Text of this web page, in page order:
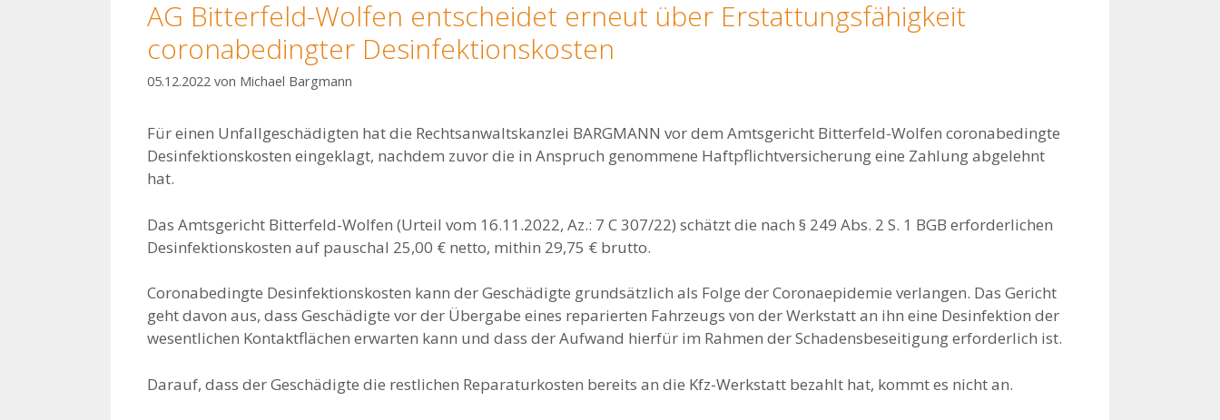
AG Bitterfeld-Wolfen entscheidet erneut über Erstattungsfähigkeit
coronabedingter Desinfektionskosten
05.12.2022 von Michael Bargmann
Für einen Unfallgeschädigten hat die Rechtsanwaltskanzlei BARGMANN vor dem Amtsgericht Bitterfeld-Wolfen coronabedingte
Desinfektionskosten eingeklagt, nachdem zuvor die in Anspruch genommene Haftpflichtversicherung eine Zahlung abgelehnt
hat.
Das Amtsgericht Bitterfeld-Wolfen (Urteil vom 16.11.2022, Az.: 7 C 307/22) schätzt die nach § 249 Abs. 2 S. 1 BGB erforderlichen
Desinfektionskosten auf pauschal 25,00 € netto, mithin 29,75 € brutto.
Coronabedingte Desinfektionskosten kann der Geschädigte grundsätzlich als Folge der Coronaepidemie verlangen. Das Gericht
geht davon aus, dass Geschädigte vor der Übergabe eines reparierten Fahrzeugs von der Werkstatt an ihn eine Desinfektion der
wesentlichen Kontaktflächen erwarten kann und dass der Aufwand hierfür im Rahmen der Schadensbeseitigung erforderlich ist.
Darauf, dass der Geschädigte die restlichen Reparaturkosten bereits an die Kfz-Werkstatt bezahlt hat, kommt es nicht an.